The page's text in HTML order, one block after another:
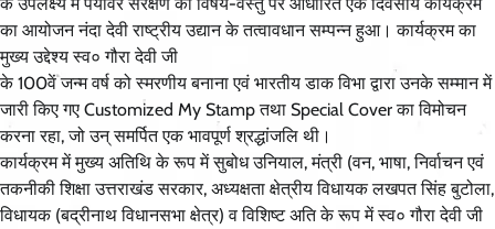
का आयोजन नंदा देवी राष्ट्रीय उ‌द्यान के तत्वावधान सम्पन्न हुआ। कार्यक्रम का
मुख्य उद्देश्य स्व० गौरा देवी जी
के 100वें जन्म वर्ष को स्मरणीय बनाना एवं भारतीय डाक विभा द्वारा उनके सम्मान में
जारी किए गए Customized My Stamp तथा Special Cover का विमोचन
करना रहा, जो उन् समर्पित एक भावपूर्ण श्रद्धांजलि थी।
कार्यक्रम में मुख्य अतिथि के रूप में सुबोध उनियाल, मंत्री (वन, भाषा, निर्वाचन एवं
तकनीकी शिक्षा उत्तराखंड सरकार, अध्यक्षता क्षेत्रीय विधायक लखपत सिंह बुटोला,
विधायक (बद्रीनाथ विधानसभा क्षेत्र) व विशिष्ट अति के रूप में स्व० गौरा देवी जी